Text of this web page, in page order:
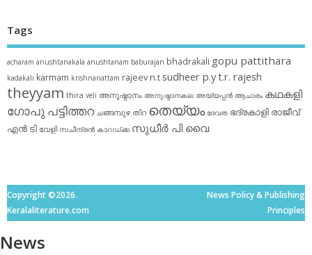
Tags
acharam anushtanakala anushtanam baburajan bhadrakali gopu pattithara
kadakali karmam krishnanattam rajeev n.t sudheer p.yt.r. rajesh
theyyam thira veli അനുഷ്ഠാനം അനുഷ്ഠാനകല അയ്യപ്പന്‍ ആചാരം കഥകളി
ഗോപു പട്ടിത്തറ ചങ്ങമ്പുഴ തിറ തെയ്യം ദേവത ഭദ്രകാളി രാജീവ്
എൻ ടി വേളി സചീന്ദ്രന്‍ കാറഡ്ക്ക സുധീര്‍ പി വൈ
Copyright ©2026.
Keralaliterature.com
News Policy & Publishing
Principles
News